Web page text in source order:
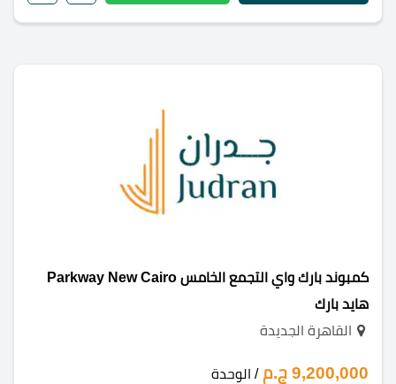
كمبوند بارك واي التجمع الخامس Parkway New Cairo
هايد بارك
القاهرة الجديدة
9,200,000 ج.م / الوحدة